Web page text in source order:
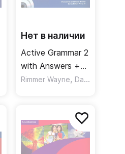
Нет в наличии
Active Grammar 2
with Answers +
CD / Учебник +
Rimmer Wayne, Davis Fiona